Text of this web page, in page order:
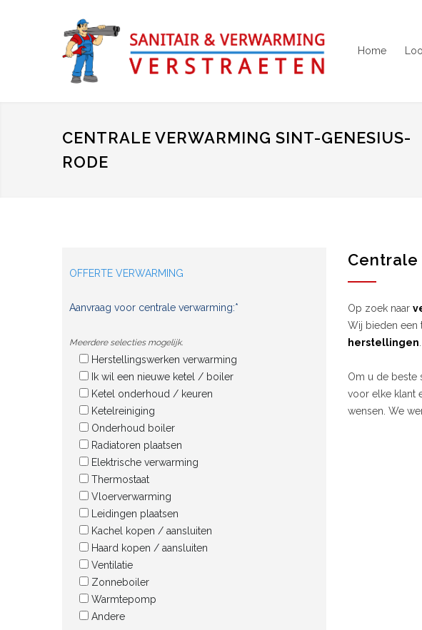
Home
CENTRALE VERWARMING SINT-GENESIUS-
RODE
OFFERTE VERWARMING
Aanvraag voor centrale verwarming:*
Meerdere selecties mogelijk.
Herstellingswerken verwarming
Ik wil een nieuwe ketel / boiler
Ketel onderhoud / keuren
Ketelreiniging
Onderhoud boiler
Radiatoren plaatsen
Elektrische verwarming
Thermostaat
Vloerverwarming
Leidingen plaatsen
Kachel kopen / aansluiten
Haard kopen / aansluiten
Ventilatie
Zonneboiler
Warmtepomp
Andere
Centrale
Op zoek naar
Wij bieden een
herstellingen
Om u de beste
voor elke klant
wensen. We